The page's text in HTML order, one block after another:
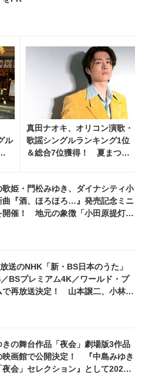
ル
真田ナオキ、オリコン演歌・
歌謡シングルランキング1位
＆総合7位獲得！ 夏まつり
歌姫・門松みゆき、ダイナシティ小
曲『酒、ほろほろ…』発売記念ミニ
開催！ 地元の象徴「小田原提灯」
送のNHK「新・BS日本のうた」
BSプレミアム4K／ワールド・プ
で再放送決定！ 山本譲二、小林幸
きの舞台作品「夜会」劇場版3作品
映画館で公開決定！ 『中島みゆき
夜会」セレクション』として2026